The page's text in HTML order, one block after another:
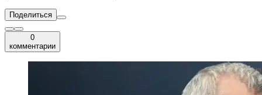
Поделиться
0
комментарии